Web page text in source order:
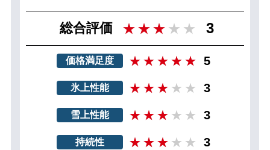
総合評価 3
価格満足度 5
氷上性能 3
雪上性能 3
持続性 3